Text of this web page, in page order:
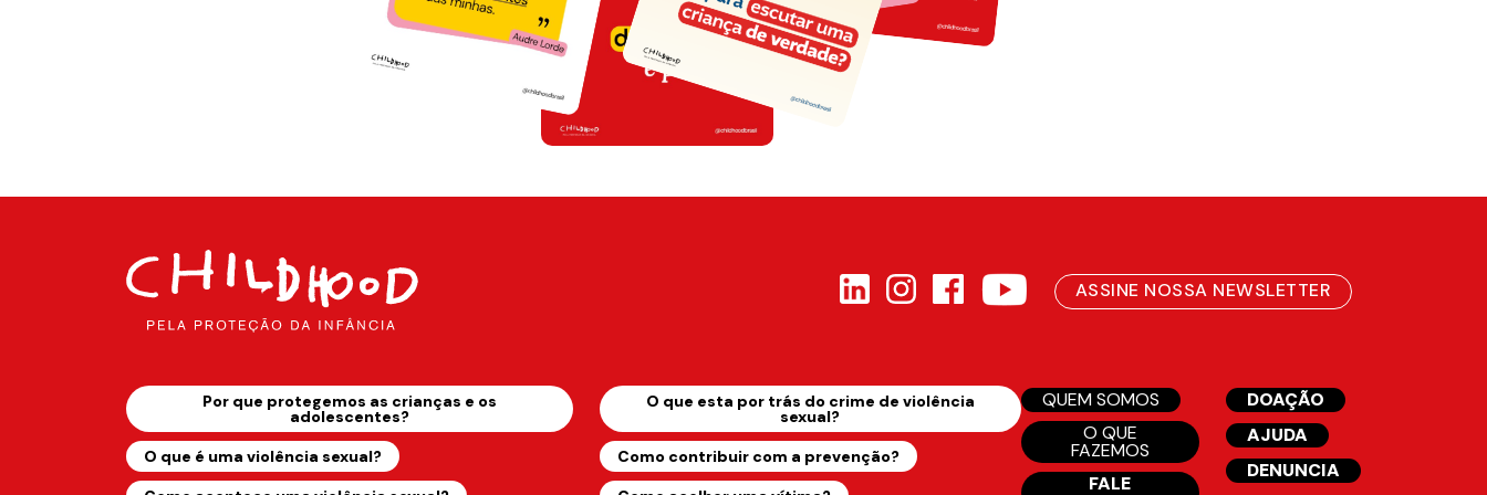
ASSINE NOSSA NEWSLETTER
Por que protegemos as crianças e os
adolescentes?
O que é uma violência sexual?
O que esta por trás do crime de violência
sexual?
Como contribuir com a prevenção?
QUEM SOMOS
O QUE
FAZEMOS
FALE
DOAÇÃO
AJUDA
DENUNCIA